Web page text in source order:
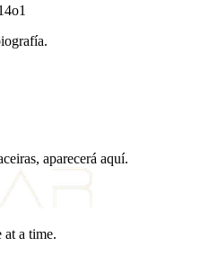
aparecerá aquí.
a time.